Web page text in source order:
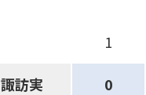
1
諏訪実
0